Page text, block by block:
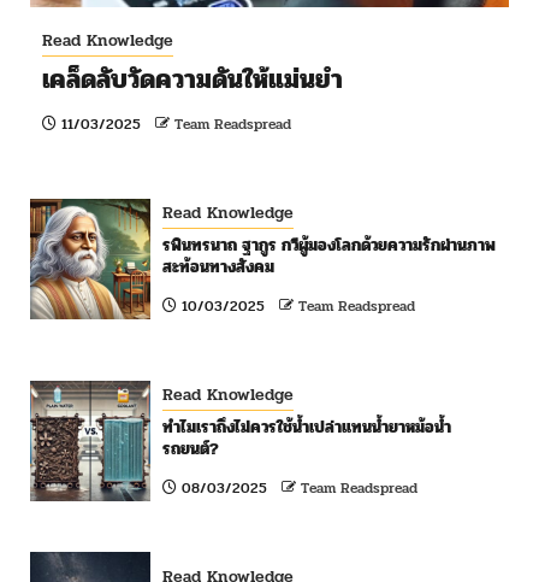
Read Knowledge
เคล็ดลับวัดความดันให้แม่นยำ
11/03/2025 Team Readspread
Read Knowledge
รพินทรนาถ ฐากูร กวีผู้มองโลกด้วยความรักผ่านภาพ
สะท้อนทางสังคม
10/03/2025 Team Readspread
Read Knowledge
ทำไมเราถึงไม่ควรใช้น้ำเปล่าแทนน้ำยาหม้อน้ำ
รถยนต์?
08/03/2025 Team Readspread